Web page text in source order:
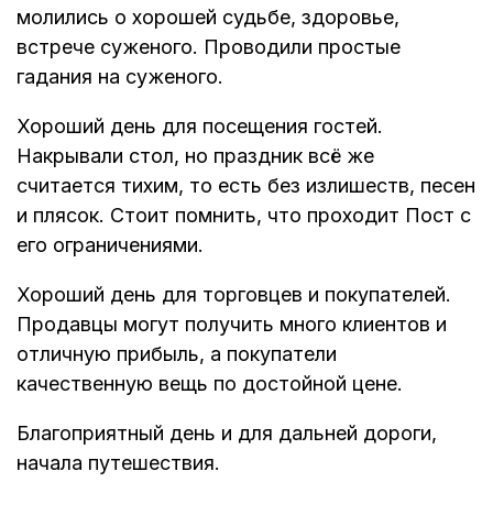
молились о хорошей судьбе, здоровье,
встрече суженого. Проводили простые
гадания на суженого.
Хороший день для посещения гостей.
Накрывали стол, но праздник всё же
считается тихим, то есть без излишеств, песен
и плясок. Стоит помнить, что проходит Пост с
его ограничениями.
Хороший день для торговцев и покупателей.
Продавцы могут получить много клиентов и
отличную прибыль, а покупатели
качественную вещь по достойной цене.
Благоприятный день и для дальней дороги,
начала путешествия.